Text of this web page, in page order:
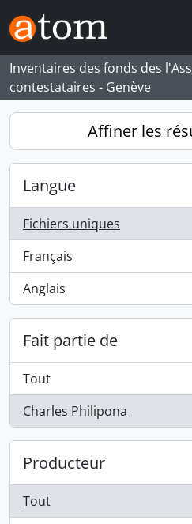
Skip to main content
Inventaires des fonds des
contestataires - Genève
Affiner les
Langue
Fichiers uniques
, 46 résultats
Français
, 46 résultats
Anglais
, 43 résultats
Fait partie de
Tout
Charles Philipona
, 46 résultats
Producteur
Tout